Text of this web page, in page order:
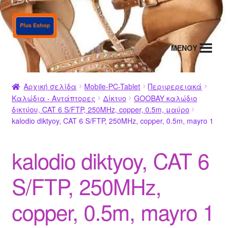
Απευθείας
μετάβαση
στην
πλοήγηση
Μετάβαση
σε
περιεχόμενο
MENΟΥ
Αρχική σελίδα Mobile-PC-Tablet
Περιφερειακά
Καλώδια - Αντάπτορες
Δίκτυο
GOOBAY καλώδιο
δικτύου, CAT 6 S/FTP, 250MHz, copper, 0.5m, μαύρο
kalodio diktyoy, CAT 6 S/FTP, 250MHz, copper, 0.5m, mayro 1
kalodio diktyoy, CAT 6
S/FTP, 250MHz,
copper, 0.5m, mayro 1